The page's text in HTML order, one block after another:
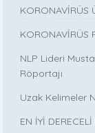
KORONAVİRÜS
KORONAVİRÜS
NLP Lideri
Röportajı
Uzak Kelimeler
EN İYİ